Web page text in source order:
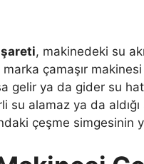
, makinedeki su
çamaşır makinesi
gelir ya da gider su
su alamaz ya da
çeşme simgesinin